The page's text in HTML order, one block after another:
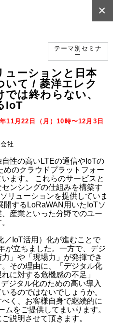
×
テーマ別セミナ
ー
ーションと日本
いて / 菱洋エレク
では終わらない、
IoT
11月22日（月）10時〜12月3日
社
自性の高いLTEの通信やIoTの
めのクラウドプラットフォー
ます。 これらのサービスと
ンシングの仕組みを構築す
リューションを提供していま
開するLoRaWAN用いたIoTソ
産業といった分野でのユー
／IoT活用）化が進むことで
が立ちました。一方で、デジ
」や「現場力」が発揮でき
その理由に、「デジタル化
に対する危機感の不足」
ジタル化のための高い導入
るのではないでしょうか。
く、お客様自身で継続的に
をご提供してまいります。
説明させて頂きます。